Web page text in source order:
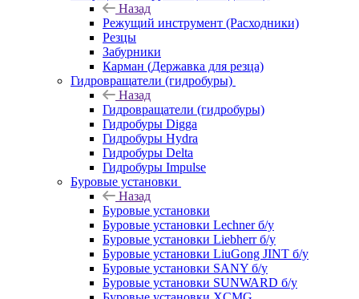
Назад
Режущий инструмент (Расходники)
Резцы
Забурники
Карман (Державка для резца)
Гидровращатели (гидробуры)
Назад
Гидровращатели (гидробуры)
Гидробуры Digga
Гидробуры Hydra
Гидробуры Delta
Гидробуры Impulse
Буровые установки
Назад
Буровые установки
Буровые установки Lechner б/у
Буровые установки Liebherr б/у
Буровые установки LiuGong JINT б/у
Буровые установки SANY б/у
Буровые установки SUNWARD б/у